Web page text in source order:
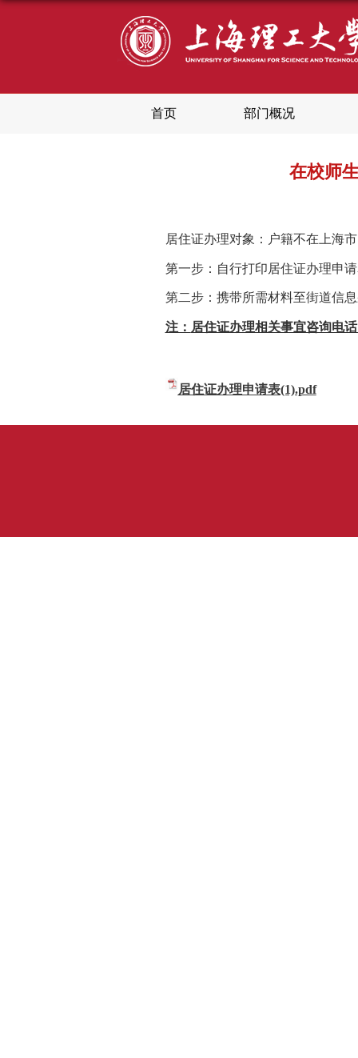
首页 部门概况
在校师
居住证办理对象：户籍不在上海
第一步： 自行打印居住证办理申
第二步：携带所需材料至街道信
注： 居住证办理相关事宜咨询电
居住证办理申请表(1).pdf